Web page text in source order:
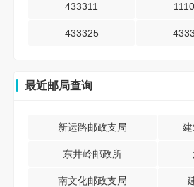
433311
433325
最近邮局查询
新运路邮政支局
东井岭邮政所
南文化邮政支局